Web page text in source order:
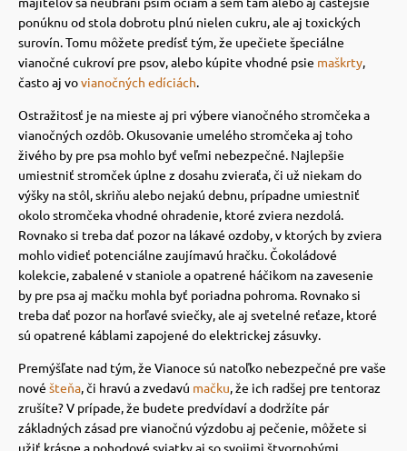
so psom
poukazy
podložky
poukazy
ponúknu od stola dobrotu plnú nielen cukru, ale aj toxických
surovín. Tomu môžete predísť tým, že upečiete špeciálne
vianočné cukroví pre psov, alebo kúpite vhodné psie maškrty,
často aj vovianočných edíciách.
Ostražitosť je na mieste aj pri výbere vianočného stromčeka a
vianočných ozdôb.Okusovanie umelého stromčeka aj toho
živého by pre psa mohlo byť veľmi nebezpečné. Najlepšie
umiestniť stromček úplne z dosahu zvieraťa, či už niekam do
výšky na stôl, skriňu alebo nejakú debnu, prípadne umiestniť
okolo stromčeka vhodné ohradenie, ktoré zviera nezdolá.
Rovnako si treba dať pozor na lákavé ozdoby, v ktorých by zviera
mohlo vidieť potenciálne zaujímavú hračku.Čokoládové
kolekcie, zabalené v staniole a opatrené háčikom na zavesenie
by pre psa aj mačku mohla byť poriadna pohroma. Rovnako si
treba dať pozor na horľavé sviečky, ale aj svetelné reťaze, ktoré
sú opatrené káblami zapojené do elektrickej zásuvky.
Premýšľate nad tým, že Vianoce sú natoľko nebezpečné pre vaše
nové šteňa, či hravú a zvedavú mačku, že ich radšej pre tentoraz
zrušíte?V prípade, že budete predvídaví a dodržíte pár
základných zásad pre vianočnú výzdobu aj pečenie, môžete si
užiť krásne a pohodové sviatky aj so svojimi štvornohými.